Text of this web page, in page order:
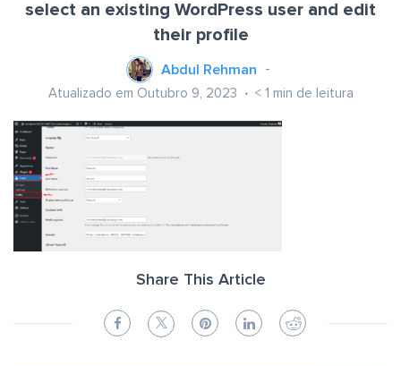
select an existing WordPress user and edit
their profile
Abdul Rehman
Atualizado em Outubro 9, 2023 < 1 min de leitura
Share This Article